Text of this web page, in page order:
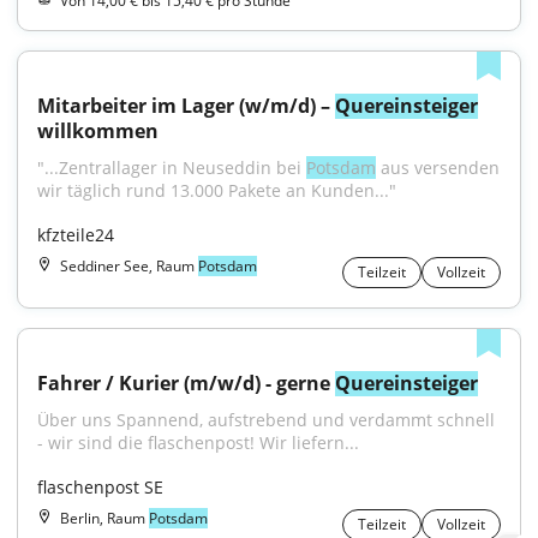
Mitarbeiter im Lager (w/m/d) – Quereinsteiger
willkommen
"...Zentrallager in Neuseddin bei Potsdam aus versenden
wir täglich rund 13.000 Pakete an Kunden..."
kfzteile24
Seddiner See, Raum Potsdam Teilzeit Vollzeit
Fahrer / Kurier (m/w/d) - gerne Quereinsteiger
Über uns Spannend, aufstrebend und verdammt schnell
- wir sind die flaschenpost! Wir liefern...
flaschenpost SE
Berlin, Raum Potsdam Teilzeit Vollzeit